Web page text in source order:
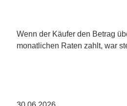
Wenn der Käufer den Betrag
monatlichen Raten zahlt, war